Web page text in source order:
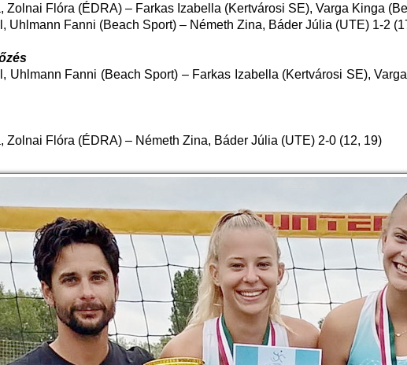
Zolnai Flóra (ÉDRA) – Farkas Izabella (Kertvárosi SE), Varga Kinga
Uhlmann Fanni (Beach Sport) – Németh Zina, Báder Júlia (UTE) 1-2
Uhlmann Fanni (Beach Sport) – Farkas Izabella (Kertvárosi SE),
Zolnai Flóra (ÉDRA) – Németh Zina, Báder Júlia (UTE) 2-0 (12, 19)